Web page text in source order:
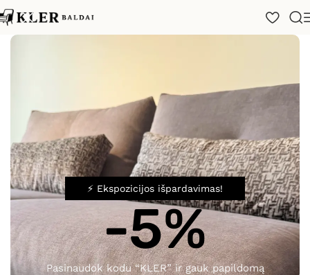
⚡ Ekspozicijos išpardavimas!
-5%
Pasinaudok kodu “KLER” ir gauk papildomą
Spustelėkite, norėdami padidinti